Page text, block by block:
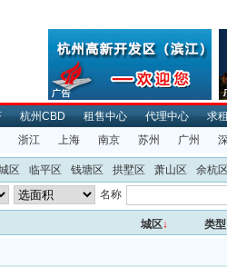
杭州CBD 租售中心 代理中心
求
浙江 上海 南京 苏州 广州
区 临平区 钱塘区 拱墅区 萧山区
余杭
名称
城区↓ 类型